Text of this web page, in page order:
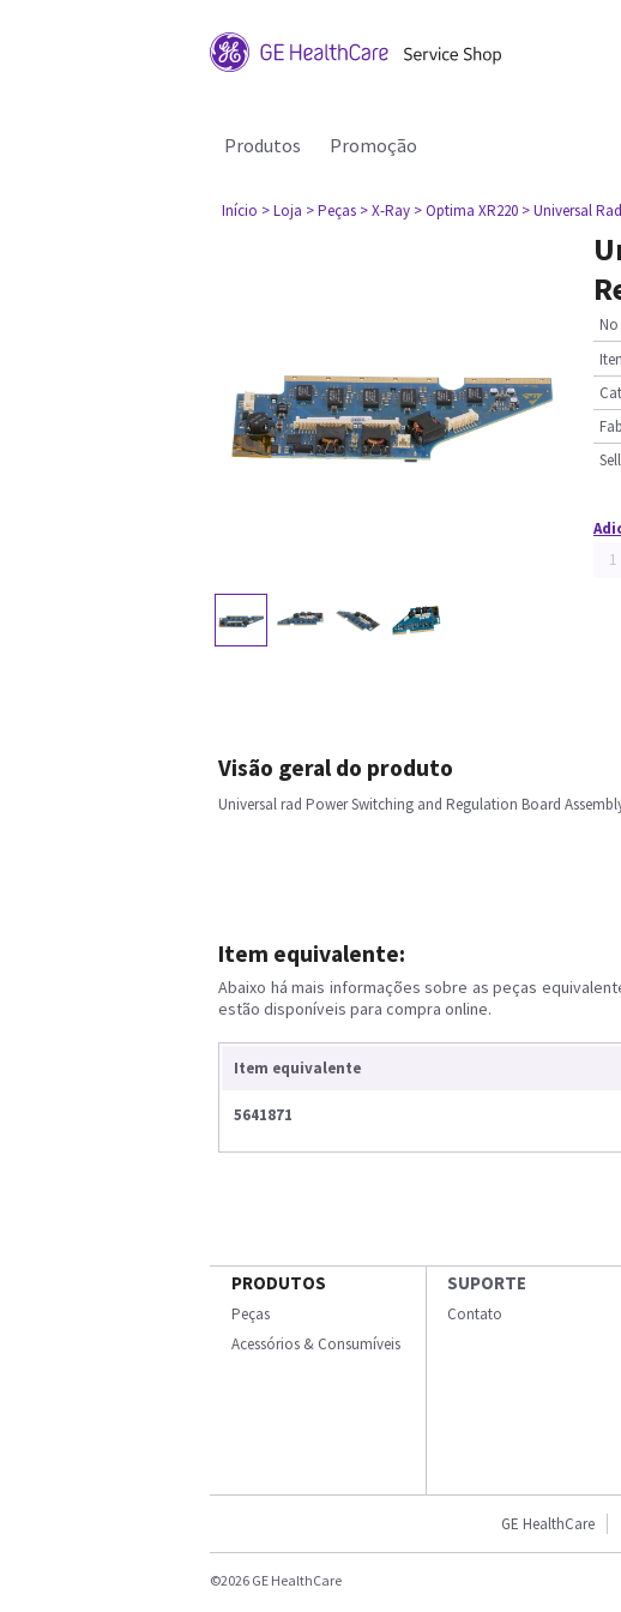
Produtos Promoção
Início > Loja > Peças > X-Ray > Optima XR220 > Universal
Visão geral do produto
Universal rad Power Switching and Regulation Board
Item equivalente:
Abaixo há mais informações sobre as peças
estão disponíveis para compra online.
Item equivalente
5641871
PRODUTOS
Peças
Acessórios & Consumíveis
SUPORTE
Contato
GE HealthCare
©2026 GE HealthCare